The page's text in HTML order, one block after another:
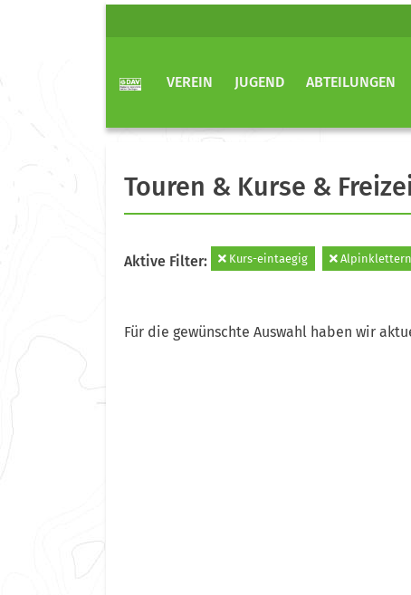
VEREIN JUGEND ABTEILUNGEN
Touren & Kurse &
Aktive Filter: Kurs-eintaegig Alpinklettern
Für die gewünschte Auswahl haben wir